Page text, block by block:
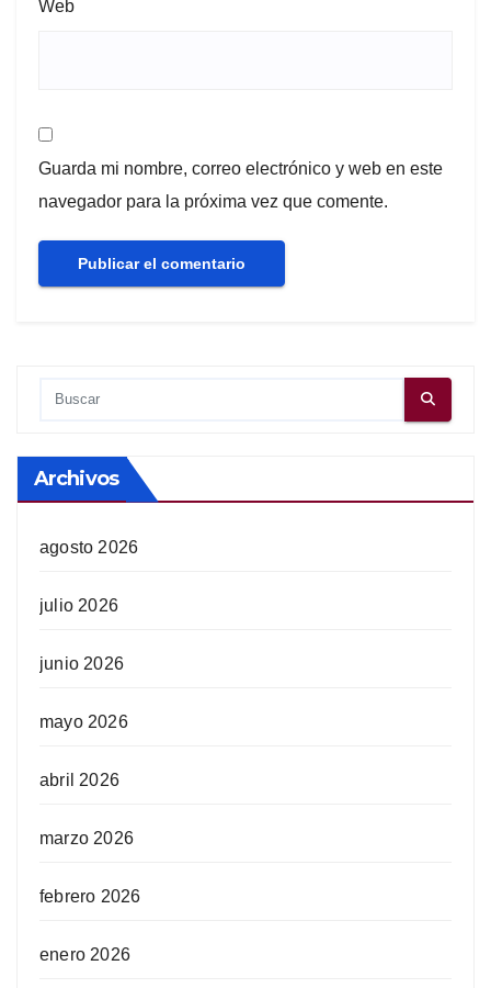
Web
Guarda mi nombre, correo electrónico y web en este
navegador para la próxima vez que comente.
Archivos
agosto 2026
julio 2026
junio 2026
mayo 2026
abril 2026
marzo 2026
febrero 2026
enero 2026